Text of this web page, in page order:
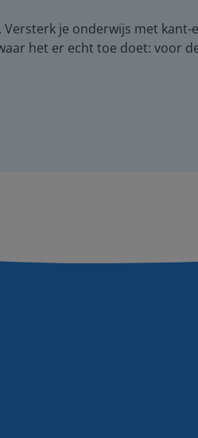
je onderwijs met kant-
het er echt toe doet: voor